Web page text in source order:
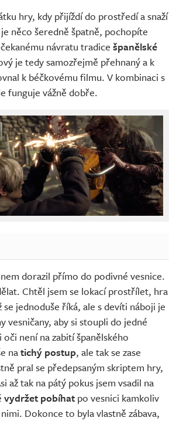
hry, kdy přijíždí do prostředí a snaží
něco šeredně špatně, pochopíte
návratu tradice španělské
je tedy samozřejmě přehnaný a k
k béčkovému filmu. V kombinaci s
funguje vážně dobře.
dorazil přímo do podivné vesnice.
Chtěl jsem se lokací prostřílet, hra
jednoduše říká, ale s devíti náboji je
aby si stoupli do jedné
není na zabití španělského
natichý postup, ale tak se zase
pral se předepsaným skriptem hry,
tak na pátý pokus jsem vsadil na
vydržet pobíhat po vesnici kamkoliv
Dokonce to byla vlastně zábava,